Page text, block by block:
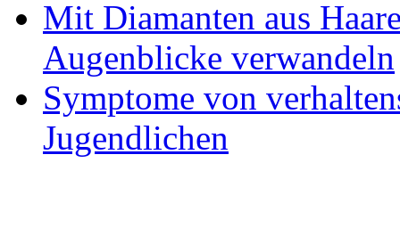
Mit Diamanten aus
Augenblicke verwandeln
Symptome von
Jugendlichen